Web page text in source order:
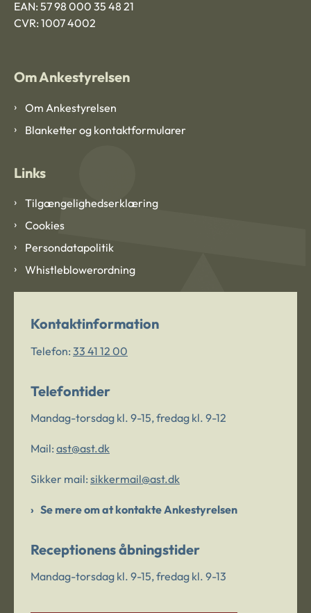
EAN: 57 98 000 35 48 21
CVR: 1007 4002
Om Ankestyrelsen
Om Ankestyrelsen
Blanketter og kontaktformularer
Links
Tilgængelighedserklæring
Cookies
Persondatapolitik
Whistleblowerordning
Kontaktinformation
Telefon: 33 41 12 00
Telefontider
Mandag-torsdag kl. 9-15, fredag kl. 9-12
Mail: ast@ast.dk
Sikker mail: sikkermail@ast.dk
Se mere om at kontakte Ankestyrelsen
Receptionens åbningstider
Mandag-torsdag kl. 9-15, fredag kl. 9-13